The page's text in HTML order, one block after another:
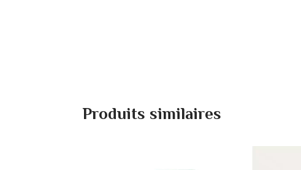
Produits similaires